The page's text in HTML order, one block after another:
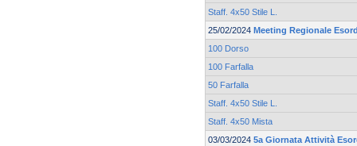
Staff. 4x50 Stile L.
25/02/2024 Meeting Regionale
100 Dorso
100 Farfalla
50 Farfalla
Staff. 4x50 Stile L.
Staff. 4x50 Mista
03/03/2024 5a Giornata Attività